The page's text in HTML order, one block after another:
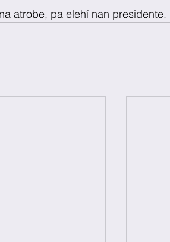
atrobe, pa elehí nan presidente.